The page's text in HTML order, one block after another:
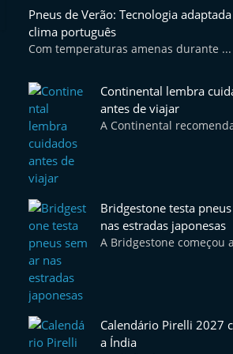
Pneus de Verão: Tecnologia
clima português
Com temperaturas amenas durante ...
Continental lembra
antes de viajar
A Continental
Bridgestone testa
nas estradas japonesas
A Bridgestone começou
Calendário Pirelli 2027
a Índia